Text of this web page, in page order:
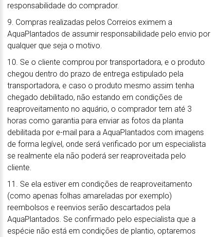
responsabilidade do comprador.
9. Compras realizadas pelos Correios eximem a
AquaPlantados de assumir responsabilidade pelo envio por
qualquer que seja o motivo.
10. Se o cliente comprou por transportadora, e o produto
chegou dentro do prazo de entrega estipulado pela
transportadora, e caso o produto mesmo assim tenha
chegado debilitado, não estando em condições de
reaproveitamento no aquário, o comprador tem até 3
horas como garantia para enviar as fotos da planta
debilitada por e-mail para a AquaPlantados com imagens
de forma legível, onde será verificado por um especialista
se realmente ela não poderá ser reaproveitada pelo
cliente.
11. Se ela estiver em condições de reaproveitamento
(como apenas folhas amareladas por exemplo)
reembolsos e reenvios serão descartados pela
AquaPlantados. Se confirmado pelo especialista que a
espécie não está em condições de plantio, optaremos